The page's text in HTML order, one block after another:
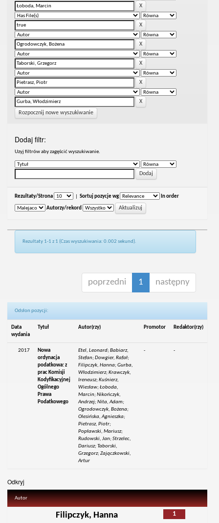
Rozpocznij nowe wyszukiwanie
Dodaj filtr:
Uzyj filtrów aby zagęścić wyszukiwanie.
Rezultaty/Strona Sortuj pozycje wg In order
Autorzy/rekord
Rezultaty 1-1 z 1 (Czas wyszukiwania: 0.002 sekund).
poprzedni 1 następny
Odsłon pozycji:
Data
wydania
Tytuł Autor(rzy) Promotor Redaktor(rzy)
2017
Nowa
ordynacja
podatkowa: z
prac Komisji
Kodyfikacyjnej
Ogólnego
Prawa
Podatkowego
Etel, Leonard; Babiarz,
Stefan; Dowgier, Rafał;
Filipczyk, Hanna; Gurba,
Włodzimierz; Krawczyk,
Ireneusz; Kuśnierz,
Wiesław; Łoboda,
Marcin; Nikończyk,
Andrzej; Nita, Adam;
Ogrodowczyk, Bożena;
Olesińska, Agnieszka;
Pietrasz, Piotr;
Popławski, Mariusz;
Rudowski, Jan; Strzelec,
Dariusz; Taborski,
Grzegorz; Zajączkowski,
Artur
- -
Odkryj
Autor
1
Filipczyk, Hanna